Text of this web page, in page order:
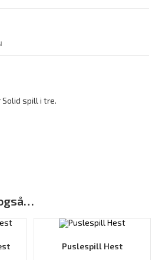
spill i tre.
Puslespill Hest